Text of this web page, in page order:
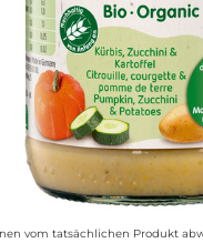
vom tatsächlichen Produkt